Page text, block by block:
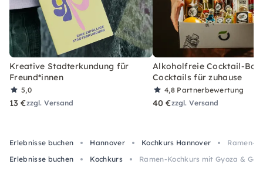
Kreative Stadterkundung für
Freund*innen
5,0
13 €zzgl. Versand
Alkoholfreie Cocktail-Box
Cocktails für zuhause
4,8 Partnerbewertung
40 €zzgl. Versand
Erlebnisse buchen Hannover Kochkurs Hannover
Ramen-
Erlebnisse buchen
Kochkurs Ramen-Kochkurs mit Gyoza &